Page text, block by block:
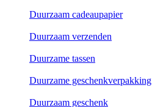
Duurzaam cadeaupapier
Duurzaam verzenden
Duurzame tassen
Duurzame geschenkverpakking
Duurzaam geschenk